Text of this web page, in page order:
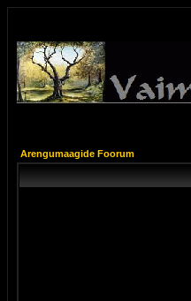
Arengumaagide Foorum